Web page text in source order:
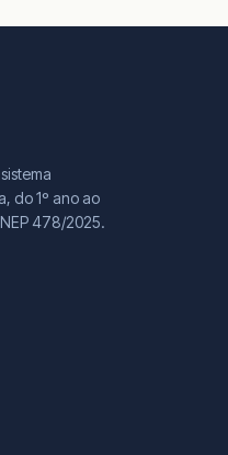
do 1º ano ao
478/2025.